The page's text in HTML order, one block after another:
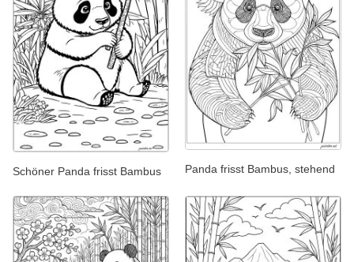
Schöner Panda frisst Bambus Panda frisst Bambus, stehend